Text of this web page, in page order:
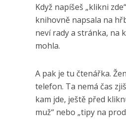
Když napíšeš „klikni
knihovně napsala na
neví rady a stránka, na
mohla.
A pak je tu čtenářka.
telefon. Ta nemá čas
kam jde, ještě před
muž“ nebo „tipy na